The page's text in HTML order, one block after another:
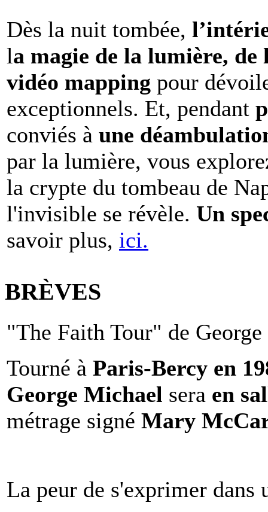
Dès la nuit tombée,
la magie de la lumière,
vidéo mapping pour
exceptionnels. Et, pendant
conviés à une
par la lumière, vous
la crypte du tombeau de
l'invisible se révèle. Un
savoir plus, ici.
BRÈVES
"The Faith Tour" de
Tourné à Paris-Bercy en
George Michael sera en
métrage signé Mary
La peur de s'exprimer dans